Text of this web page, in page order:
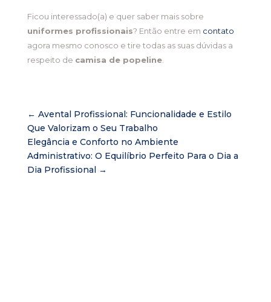
Ficou interessado(a) e quer saber mais sobre
uniformes profissionais? Então entre em contato
agora mesmo conosco e tire todas as suas dúvidas a
respeito de camisa de popeline.
← Avental Profissional: Funcionalidade e Estilo
Que Valorizam o Seu Trabalho
Elegância e Conforto no Ambiente
Administrativo: O Equilíbrio Perfeito Para o Dia a
Dia Profissional
→